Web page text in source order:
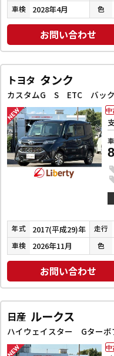
車検 2028年4月 色
お問い合わせ
トヨタ タンク
中
年式 2017(平成29)年 走行
車検 2026年11月 色
お問い合わせ
日産 ルークス
中